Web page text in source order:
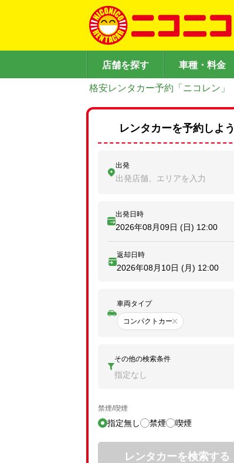
店舗を探す 車種・料金
格安レンタカー予約「ニコレン」
レンタカーを予約しよう
出発
出発店舗、エリアを入力
出発日時
2026年08月09日 (日) 12:00
返却日時
2026年08月10日 (月) 12:00
車両タイプ
コンパクトカー
その他の検索条件
指定なし
禁煙/喫煙
指定無し 禁煙 喫煙
レンタカーを検索する